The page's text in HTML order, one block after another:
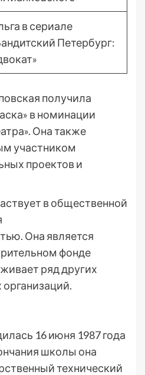
в сериале
Петербург:
получила
в номинации
Она также
участником
проектов и
в общественной
Она является
фонде
ряд других
16 июня 1987 года
школы она
технический